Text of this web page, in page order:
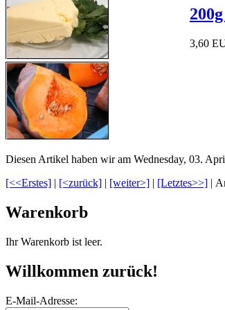
3,60
Diesen Artikel haben wir am Wednesday, 03.
[<<Erstes] | [<zurück] | [weiter>] | [Letztes>>] |
Warenkorb
Ihr Warenkorb ist leer.
Willkommen zurück!
E-Mail-Adresse: